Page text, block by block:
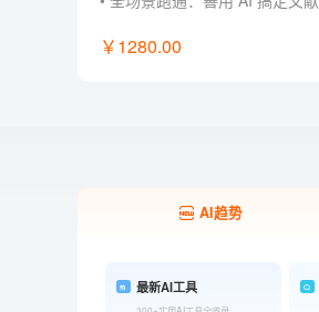
￥1280.00
AI趋势
最新AI工具